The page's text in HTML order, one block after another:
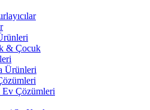
& Çocuk
Ürünleri
Ev Çözümleri